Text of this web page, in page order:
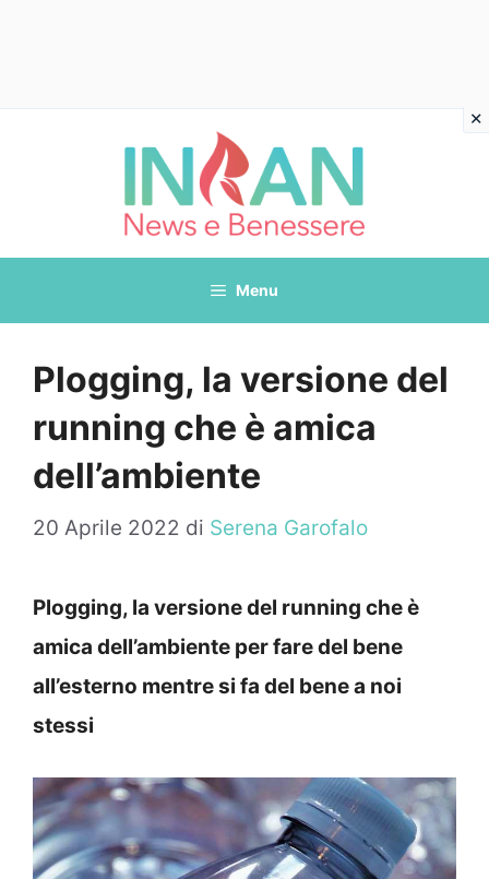
Menu
Plogging, la versione del
running che è amica
dell’ambiente
20 Aprile 2022 di Serena Garofalo
Plogging, la versione del running che è
amica dell’ambiente per fare del bene
all’esterno mentre si fa del bene a noi
stessi